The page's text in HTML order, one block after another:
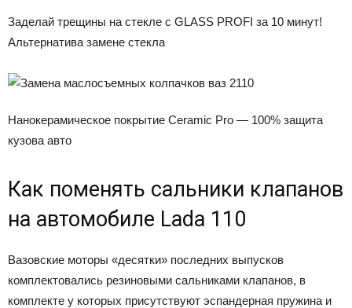
Заделай трещины на стекле с GLASS PROFI за 10 минут!
Альтернатива замене стекла
Нанокерамическое покрытие Ceramic Pro — 100% защита
кузова авто
Как поменять сальники клапанов
на автомобиле Lada 110
Вазовские моторы «десятки» последних выпусков
комплектовались резиновыми сальниками клапанов, в
комплекте у которых присутствуют эспандерная пружина и